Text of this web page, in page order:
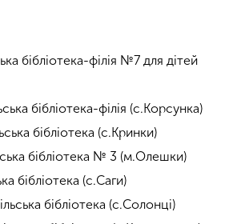
бібліотека-філія №7 для дітей
бібліотека-філія (с.Корсунка)
бібліотека (с.Кринки)
бібліотека № 3 (м.Олешки)
бібліотека (с.Саги)
бібліотека (с.Солонці)